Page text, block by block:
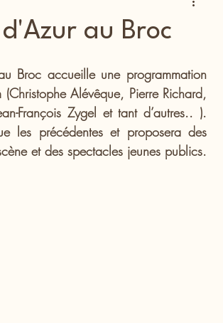
au Broc
Broc accueille une programmation
Alévêque, Pierre Richard,
François Zygel et tant d’autres.. ).
les précédentes et proposera des
et des spectacles jeunes publics.